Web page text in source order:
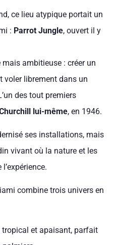
ce lieu atypique portait un
: Parrot Jungle, ouvert il y
mais ambitieuse : créer un
voler librement dans un
des tout premiers
lui-même, en 1946.
ses installations, mais
vivant où la nature et les
combine trois univers en
tropical et apaisant, parfait